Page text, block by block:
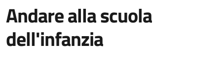
Andare alla scuola
dell'infanzia